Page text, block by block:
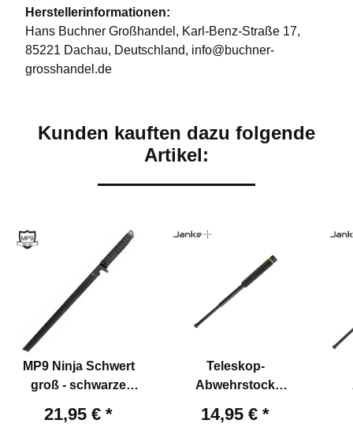
Herstellerinformationen:
Hans Buchner Großhandel, Karl-Benz-Straße 17,
85221 Dachau, Deutschland, info@buchner-
grosshandel.de
Kunden kauften dazu folgende
Artikel:
MP9 Ninja Schwert
groß - schwarze
21,95 € *
Teleskop-
Abwehrstock
geriffelter Griff (P18)
14,95 € *